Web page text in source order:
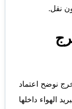
نقل.
نوضح اعتماد
الهواء داخلها